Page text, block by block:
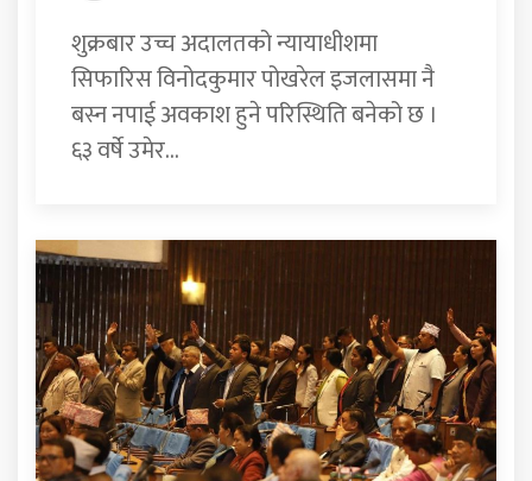
शुक्रबार उच्च अदालतको न्यायाधीशमा
सिफारिस विनोदकुमार पोखरेल इजलासमा नै
बस्न नपाई अवकाश हुने परिस्थिति बनेको छ ।
६३ वर्षे उमेर...